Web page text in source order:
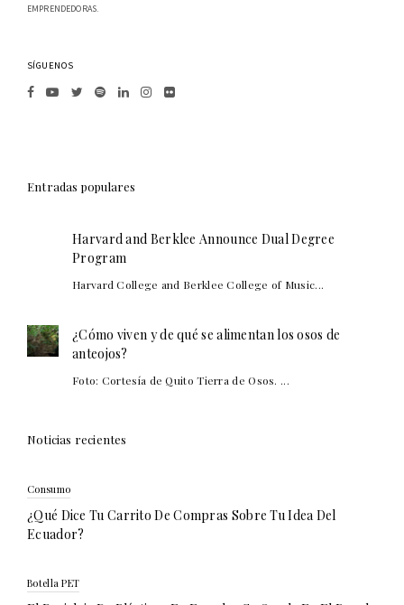
EMPRENDEDORAS.
SÍGUENOS
Entradas populares
Harvard and Berklee Announce Dual Degree
Program
Harvard College and Berklee College of Music...
¿Cómo viven y de qué se alimentan los osos de
anteojos?
Foto: Cortesía de Quito Tierra de Osos. ...
Noticias recientes
Consumo
¿Qué Dice Tu Carrito De Compras Sobre Tu Idea Del
Ecuador?
Botella PET